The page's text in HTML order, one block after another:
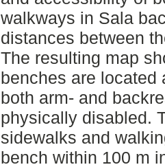
walkways in Sala
distances between
The resulting map
benches are located
both arm- and
physically disabled.
sidewalks and
bench within 100 m